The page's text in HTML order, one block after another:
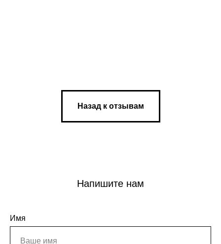
Назад к отзывам
Напишите нам
Имя